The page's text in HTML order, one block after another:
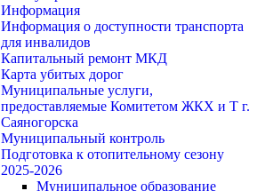
Информация
Информация о доступности транспорта
для инвалидов
Капитальный ремонт МКД
Карта убитых дорог
Муниципальные услуги,
предоставляемые Комитетом ЖКХ и Т г.
Саяногорска
Муниципальный контроль
Подготовка к отопительному сезону
2025-2026
Муниципальное образование